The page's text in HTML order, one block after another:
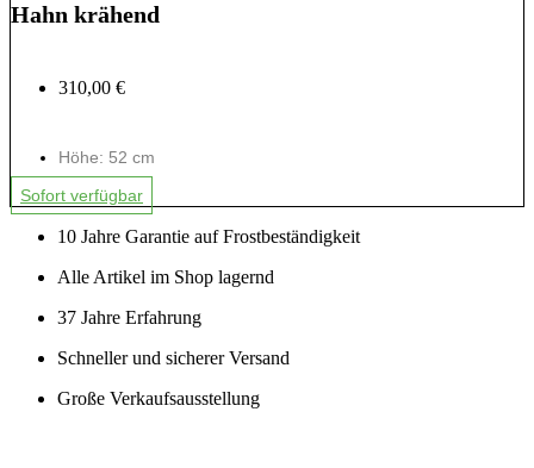
Hahn krähend
310,00 €
Höhe: 52 cm
Sofort verfügbar
10 Jahre Garantie auf Frostbeständigkeit
Alle Artikel im Shop lagernd
37 Jahre Erfahrung
Schneller und sicherer Versand
Große Verkaufsausstellung